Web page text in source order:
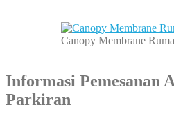
Canopy Membrane
Informasi Pemesanan
Parkiran